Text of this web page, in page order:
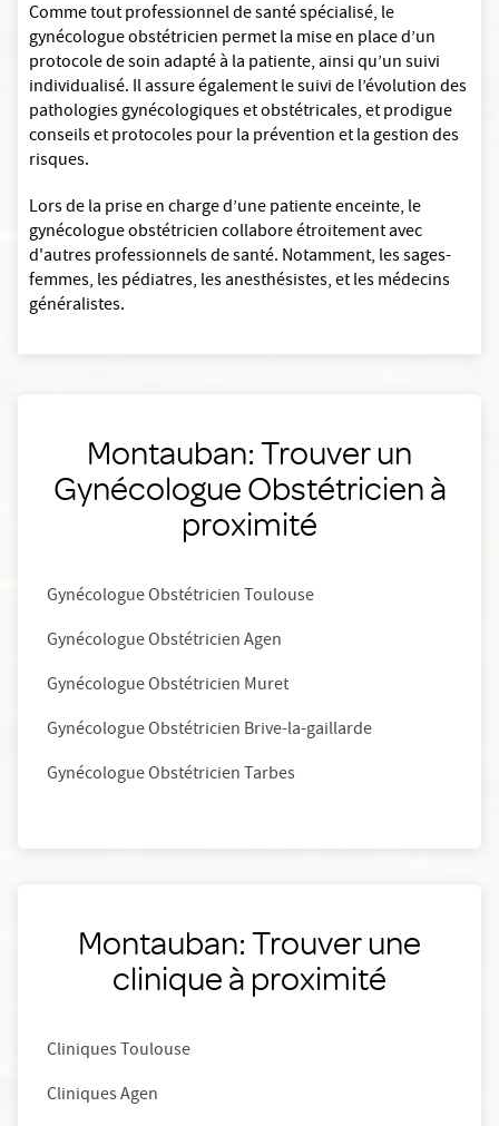
Comme tout professionnel de santé spécialisé, le
gynécologue obstétricien permet la mise en place d’un
protocole de soin adapté à la patiente, ainsi qu’un suivi
individualisé. Il assure également le suivi de l’évolution des
pathologies gynécologiques et obstétricales, et prodigue
conseils et protocoles pour la prévention et la gestion des
risques.
Lors de la prise en charge d’une patiente enceinte, le
gynécologue obstétricien collabore étroitement avec
d'autres professionnels de santé. Notamment, les sages-
femmes, les pédiatres, les anesthésistes, et les médecins
généralistes.
Montauban: Trouver un
Gynécologue Obstétricien à
proximité
Gynécologue Obstétricien Toulouse
Gynécologue Obstétricien Agen
Gynécologue Obstétricien Muret
Gynécologue Obstétricien Brive-la-gaillarde
Gynécologue Obstétricien Tarbes
Montauban: Trouver une
clinique à proximité
Cliniques Toulouse
Cliniques Agen